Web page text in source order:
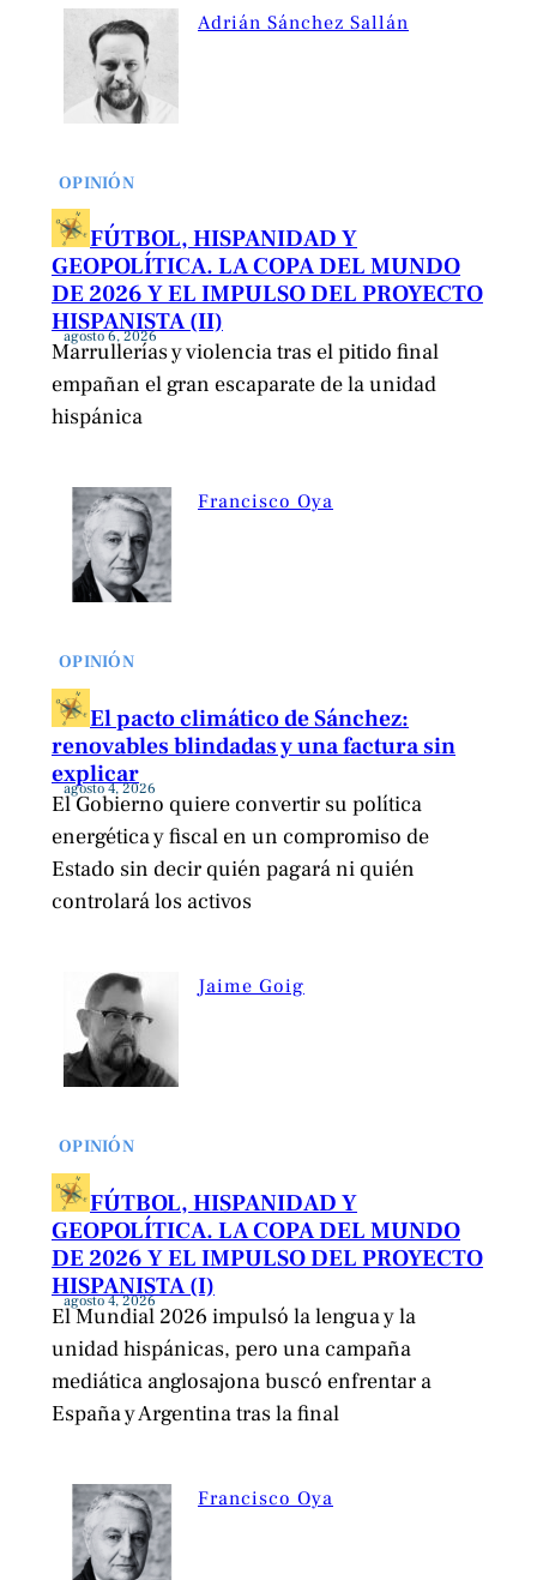
Adrián Sánchez Sallán
OPINIÓN
FÚTBOL, HISPANIDAD Y
GEOPOLÍTICA. LA COPA DEL MUNDO
DE 2026 Y EL IMPULSO DEL PROYECTO
HISPANISTA (II)
agosto 6, 2026
Marrullerías y violencia tras el pitido final
empañan el gran escaparate de la unidad
hispánica
Francisco Oya
OPINIÓN
El pacto climático de Sánchez:
renovables blindadas y una factura sin
explicar
agosto 4, 2026
El Gobierno quiere convertir su política
energética y fiscal en un compromiso de
Estado sin decir quién pagará ni quién
controlará los activos
Jaime Goig
OPINIÓN
FÚTBOL, HISPANIDAD Y
GEOPOLÍTICA. LA COPA DEL MUNDO
DE 2026 Y EL IMPULSO DEL PROYECTO
HISPANISTA (I)
agosto 4, 2026
El Mundial 2026 impulsó la lengua y la
unidad hispánicas, pero una campaña
mediática anglosajona buscó enfrentar a
España y Argentina tras la final
Francisco Oya